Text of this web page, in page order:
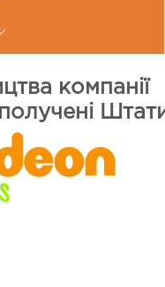
компанії